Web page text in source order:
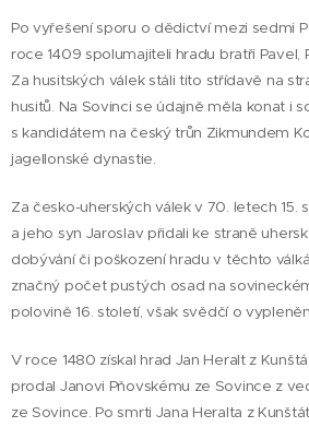
Po vyřešení sporu o dědictví mezi sedmi
roce 1409 spolumajiteli hradu bratři Pavel,
Za husitských válek stáli tito střídavě na
husitů. Na Sovinci se údajně měla konat i
s kandidátem na český trůn Zikmundem
jagellonské dynastie.
Za česko-uherských válek v 70. letech 15.
a jeho syn Jaroslav přidali ke straně
dobývání či poškození hradu v těchto
značný počet pustých osad na
polovině 16. století, však svědčí o
V roce 1480 získal hrad Jan Heralt z
prodal Janovi Pňovskému ze Sovince z
ze Sovince. Po smrti Jana Heralta z